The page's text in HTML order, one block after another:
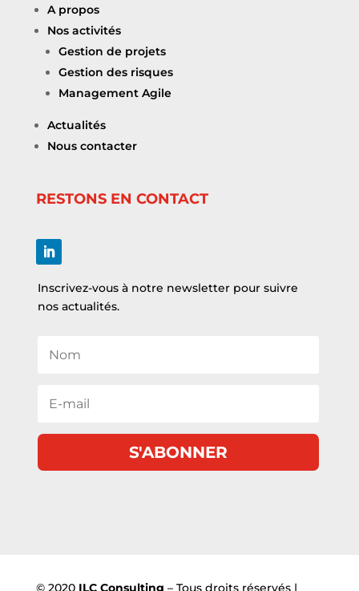
A propos
Nos activités
Gestion de projets
Gestion des risques
Management Agile
Actualités
Nous contacter
RESTONS EN CONTACT
Inscrivez-vous à notre newsletter pour suivre
nos actualités.
S'ABONNER
© 2020 ILC Consulting – Tous droits réservés |